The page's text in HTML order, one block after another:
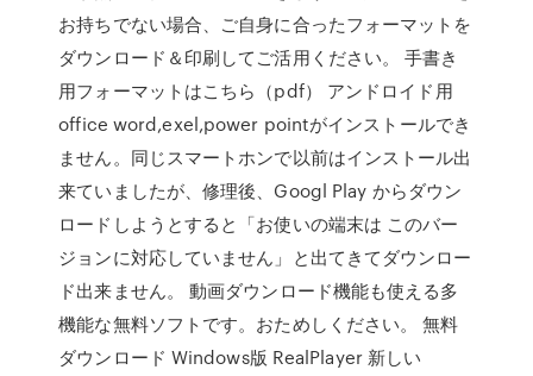
お持ちでない場合、ご自身に合ったフォーマットを
ダウンロード＆印刷してご活用ください。 手書き
用フォーマットはこちら（pdf） アンドロイド用
office word,exel,power pointがインストールでき
ません。同じスマートホンで以前はインストール出
来ていましたが、修理後、Googl Play からダウン
ロードしようとすると「お使いの端末は このバー
ジョンに対応していません」と出てきてダウンロー
ド出来ません。 動画ダウンロード機能も使える多
機能な無料ソフトです。おためしください。 無料
ダウンロード Windows版 RealPlayer 新しい